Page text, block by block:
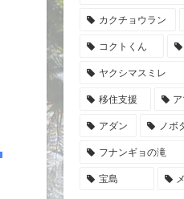
カクチョウラン
コクトくん
ヤクシマスミレ
移住支援
アダン ノボ
フナンギョの滝
宝島